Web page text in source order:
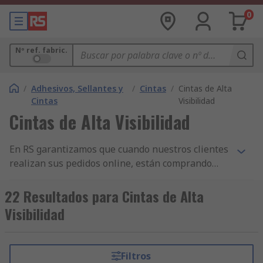
0
Nº ref. fabric.
/ Adhesivos, Sellantes y
Cintas
/ Cintas / Cintas de Alta
Visibilidad
Cintas de Alta Visibilidad
En RS garantizamos que cuando nuestros clientes
realizan sus pedidos online, están comprando
con las normas de seguridad pertinentes. Hemos
construido nuestra reputación sobre nuestro
servicio al cliente. Todas nuestras gamas de
productos de Cintas y Adhesivos, Sellantes y
22 Resultados para Cintas de Alta
Visibilidad
Filtros